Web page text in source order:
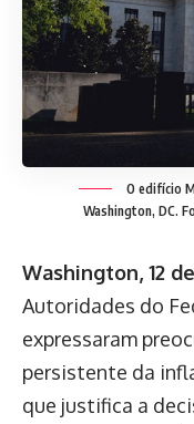
O edifício
Washington, DC.
Washington, 12
Autoridades do
expressaram
persistente da
que justifica a